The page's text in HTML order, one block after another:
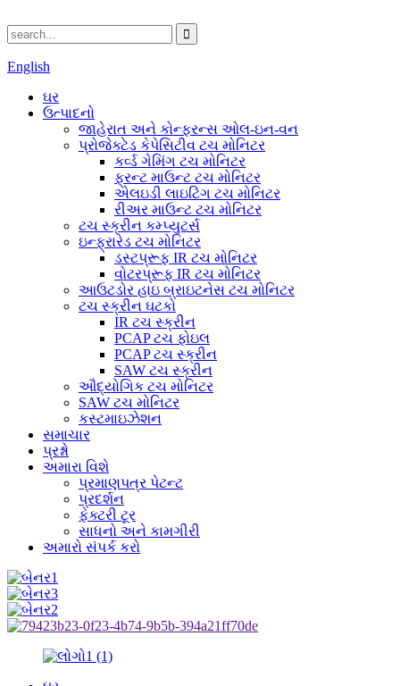
English
ઘર
ઉત્પાદનો
જાહેરાત અને કોન્ફરન્સ ઓલ-ઇન-વન
પ્રોજેક્ટેડ કેપેસિટીવ ટચ મોનિટર
કર્વ્ડ ગેમિંગ ટચ મોનિટર
ફ્રન્ટ માઉન્ટ ટચ મોનિટર
એલઇડી લાઇટિંગ ટચ મોનિટર
રીઅર માઉન્ટ ટચ મોનિટર
ટચ સ્ક્રીન કમ્પ્યુટર્સ
ઇન્ફ્રારેડ ટચ મોનિટર
ડસ્ટપ્રૂફ IR ટચ મોનિટર
વોટરપ્રૂફ IR ટચ મોનિટર
આઉટડોર હાઇ બ્રાઇટનેસ ટચ મોનિટર
ટચ સ્ક્રીન ઘટકો
IR ટચ સ્ક્રીન
PCAP ટચ ફોઇલ
PCAP ટચ સ્ક્રીન
SAW ટચ સ્ક્રીન
ઔદ્યોગિક ટચ મોનિટર
SAW ટચ મોનિટર
કસ્ટમાઇઝેશન
સમાચાર
પ્રશ્નો
અમારા વિશે
પ્રમાણપત્ર પેટન્ટ
પ્રદર્શન
ફેક્ટરી ટૂર
સાધનો અને કામગીરી
અમારો સંપર્ક કરો